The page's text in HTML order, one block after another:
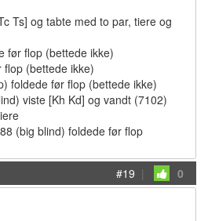
Ts] og tabte med to par, tiere og
før flop (bettede ikke)
flop (bettede ikke)
foldede før flop (bettede ikke)
viste [Kh Kd] og vandt (7102)
(big blind) foldede før flop
#19 | 0